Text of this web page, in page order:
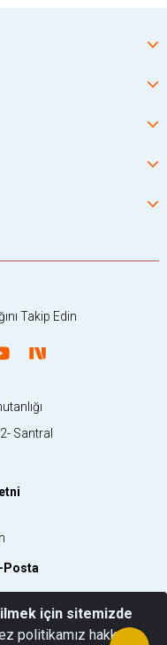
Takip Edin
Santral
Posta
için sitemizde
politikamız hakkında